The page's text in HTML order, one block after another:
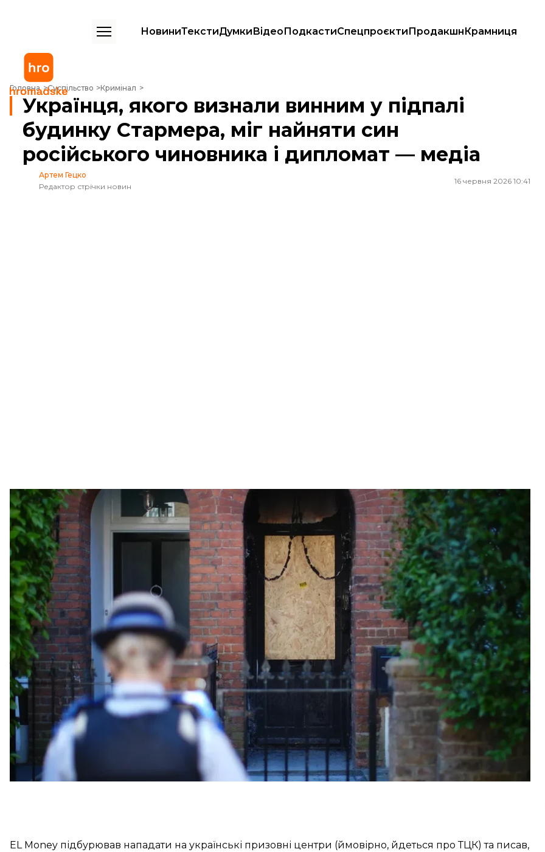
НовиниТекстиДумкиВідеоПодкастиСпецпроєктиПродакшнКрамниця
Головна Суспільство Кримінал
Українця, якого визнали винним у підпалі будинку Стармера, міг найняти син російського чиновника і дипломат — медіа
Українця, якого визнали винним у підпалі
будинку Стармера, міг найняти син
російського чиновника і дипломат — медіа
Артем Гецко
Редактор стрічки новин
16 червня 2026 10:41
Вхід до будинку Кіра Стармера в Кентиш-Тауні, на півночі Лондона, після підозри в навмисному підпалі, 13 травня 2025 року
James Manning/PA Images via Getty Images
Організатором справи про підпали майна прем’єр-міністра Великої Британії Кіра Стармера, у якій
визнали винним українця Романа Лавриновича, міг бути Євгеній Люкшин — син російського
високопосадовця і дипломат.
Про це йдеться в розслідуваннях
Financial Times таBBC .
Як зазначається, спочатку на півночі Лондона підпалили автомобіль Toyota, який раніше належав
Стармеру, а потім сталися ще дві пожежі біля входів у будинки, пов’язані з прем’єром.
Куратор, який завербував українця Лавриновича через Telegram-канал з пошуку роботи,
у телефонній книзі підозрюваного був підписаний як EL Money. BBC встановило, що в різних чатах і
каналах з акаунту EL Money писали антиукраїнські та проросійські повідомлення та слова про велич
лідера росії путіна. Зокрема, в одному чаті він писав, що «очевидно, що путін є лідером білої раси».
EL Money підбурював нападати на українські призовні центри (ймовірно, йдеться про ТЦК) та писав,